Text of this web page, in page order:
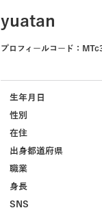
yuatan
プロフィールコード：
生年月日
性別
在住
出身都道府県
職業
身長
SNS